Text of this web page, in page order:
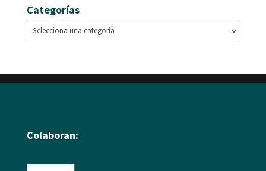
Categorías
Colaboran: